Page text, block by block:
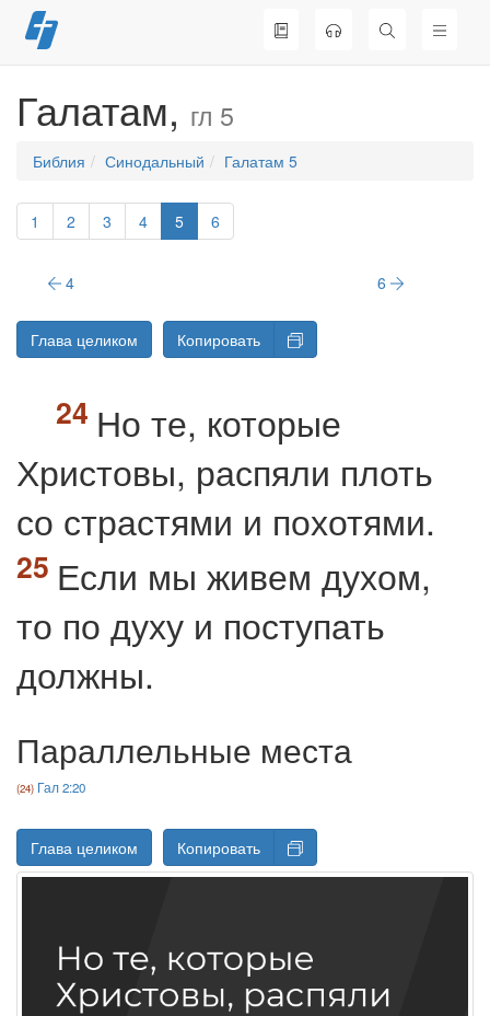
Перейти
к
Галатам, гл 5
Библия Синодальный Галатам 5
1 2 3 4 5 6
4 6
Глава целиком Копировать
Но те, которые
Христовы, распяли плоть
со страстями и похотями.
Если мы живем духом,
то по духу и поступать
должны.
Параллельные места
Гал 2:20
Глава целиком Копировать